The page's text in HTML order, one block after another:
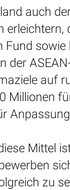
auch
Fund sowie
der
auf
Millionen
Mittel
zu